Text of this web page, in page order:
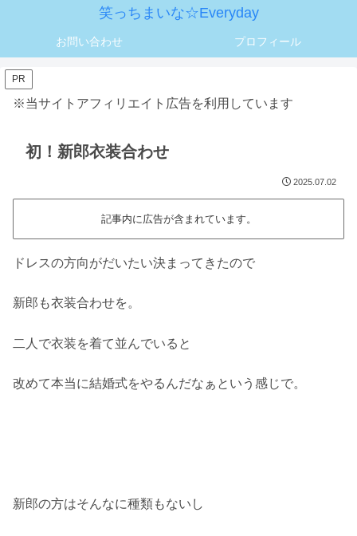
笑っちまいな☆Everyday
お問い合わせ プロフィール
PR
※当サイトアフィリエイト広告を利用しています
初！新郎衣装合わせ
2025.07.02
記事内に広告が含まれています。
ドレスの方向がだいたい決まってきたので
新郎も衣装合わせを。
二人で衣装を着て並んでいると
改めて本当に結婚式をやるんだなぁという感じで。
新郎の方はそんなに種類もないし